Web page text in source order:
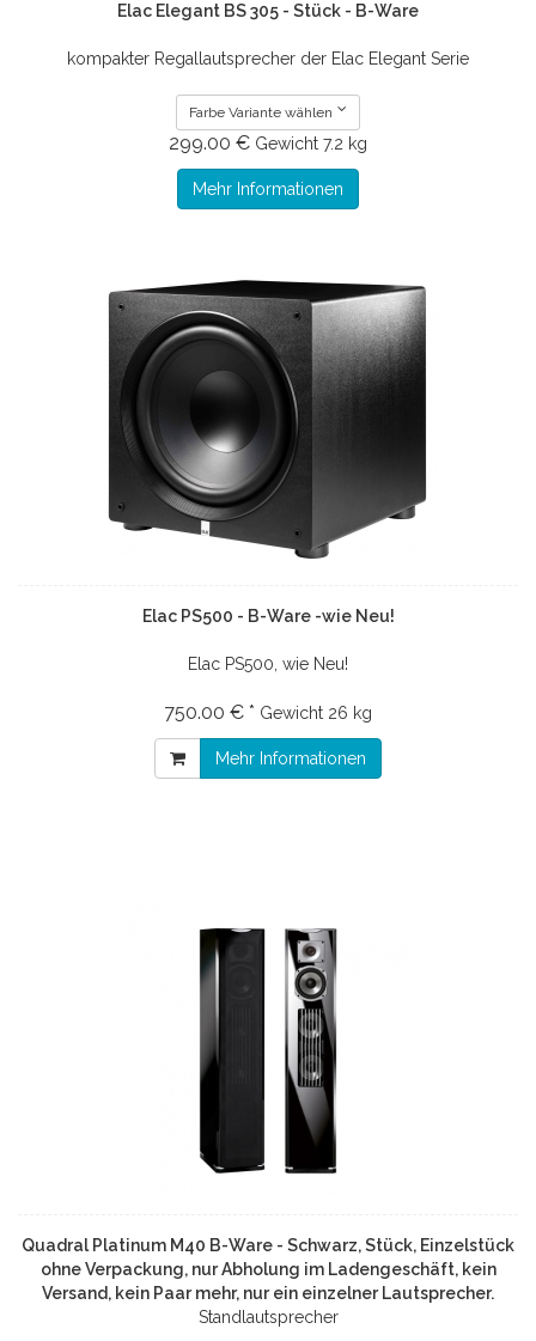
Elac Elegant BS 305 - Stück - B-Ware
kompakter Regallautsprecher der Elac Elegant Serie
Farbe Variante wählen
299.00 € Gewicht 7.2 kg
Mehr Informationen
Elac PS500 - B-Ware -wie Neu!
Elac PS500, wie Neu!
750.00 € * Gewicht 26 kg
Mehr Informationen
Quadral Platinum M40 B-Ware - Schwarz, Stück, Einzelstück
ohne Verpackung, nur Abholung im Ladengeschäft, kein
Versand, kein Paar mehr, nur ein einzelner Lautsprecher.
Standlautsprecher